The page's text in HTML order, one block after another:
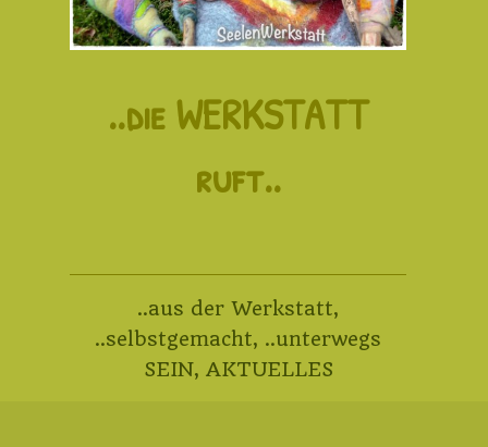
..die WERKSTATT
ruft..
..aus der Werkstatt,
..selbstgemacht, ..unterwegs
SEIN, AKTUELLES